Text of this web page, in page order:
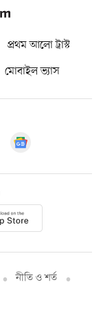
প্রথম আলো ট্রাস্ট
মোবাইল ভ্যাস
নীতি ও শর্ত